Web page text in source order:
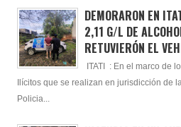
DEMORARON EN
2,11 G/L DE
RETUVIERÓN EL
ITATI : En el marco de
Ilícitos que se realizan en jurisdicción de
Policia...